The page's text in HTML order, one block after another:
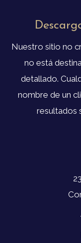
Nuestro sitio no
no está
detallado.
nombre de un
resultados